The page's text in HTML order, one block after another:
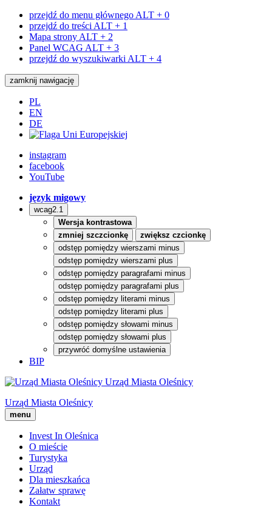
przejdź do menu głównego ALT + 0
przejdź do treści ALT + 1
Mapa strony ALT + 2
Panel WCAG ALT + 3
przejdź do wyszukiwarki ALT + 4
zamknij nawigację
PL
EN
DE
instagram
facebook
YouTube
język migowy
wcag2.1
Wersja kontrastowa
zmniej szczcionkę
zwiększ czcionkę
odstęp pomiędzy wierszami minus
odstęp pomiędzy wierszami plus
odstęp pomiędzy paragrafami minus
odstęp pomiędzy paragrafami plus
odstęp pomiędzy literami minus
odstęp pomiędzy literami plus
odstęp pomiędzy słowami minus
odstęp pomiędzy słowami plus
przywróć domyślne ustawienia
BIP
Urząd Miasta Oleśnicy
Urząd Miasta Oleśnicy
menu
Invest In Oleśnica
O mieście
Turystyka
Urząd
Dla mieszkańca
Załatw sprawę
Kontakt